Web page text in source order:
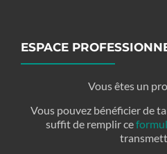
ESPACE
Vous êtes un
Vous pouvez bénéficier de
suffit de remplir ce